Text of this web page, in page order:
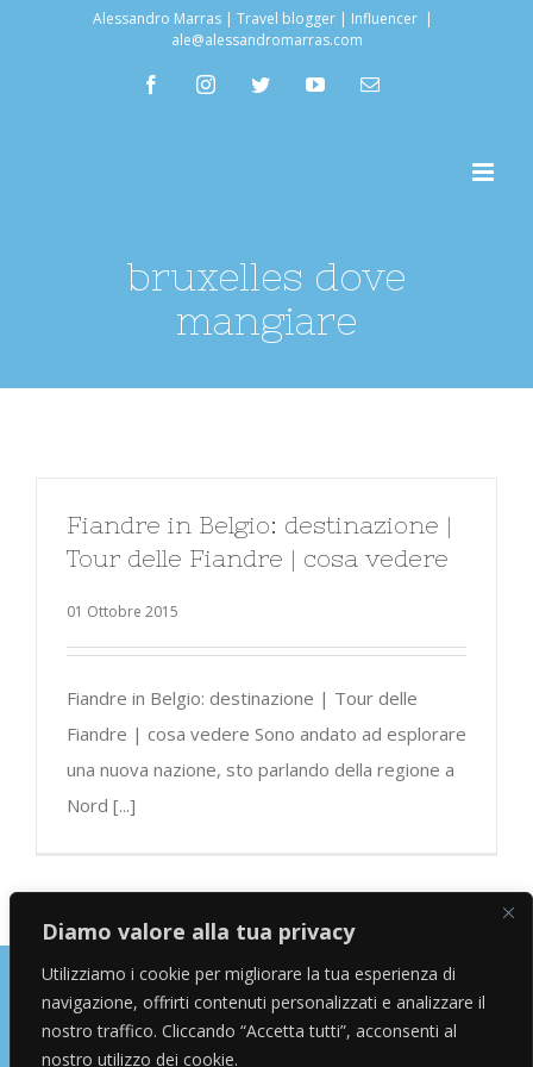
Diamo valore alla tua privacy
Utilizziamo i cookie per migliorare la tua esperienza di
navigazione, offrirti contenuti personalizzati e analizzare il
nostro traffico. Cliccando “Accetta tutti”, acconsenti al
nostro utilizzo dei cookie.
Alessandro Marras | Travel blogger | Influencer |
ale@alessandromarras.com
facebookinstagramtwitter youtubeEmail
bruxelles dove
mangiare
Fiandre in Belgio: destinazione |
Tour delle Fiandre | cosa vedere
01 Ottobre 2015
Fiandre in Belgio: destinazione | Tour delle
Fiandre | cosa vedere Sono andato ad esplorare
una nuova nazione, sto parlando della regione a
Nord [...]
Copyright © 2026 Alessandro Marras | Travel Blogger | Influencer